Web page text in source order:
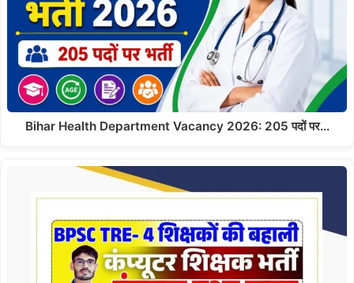
Bihar Health Department Vacancy 2026: 205 पदों पर…